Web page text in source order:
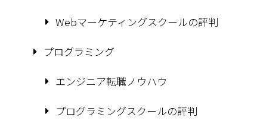
Webマーケティングスクールの評判
プログラミング
エンジニア転職ノウハウ
プログラミングスクールの評判